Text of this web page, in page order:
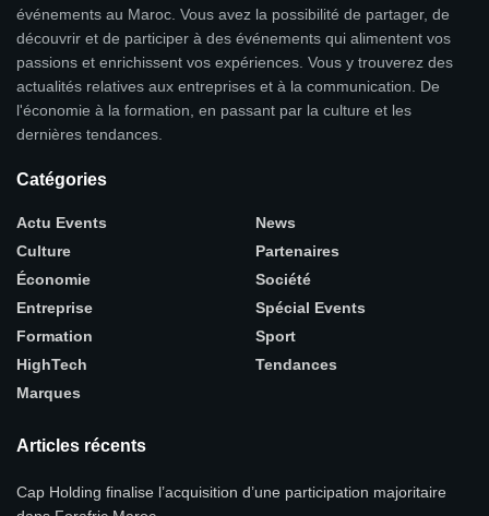
événements au Maroc. Vous avez la possibilité de partager, de
découvrir et de participer à des événements qui alimentent vos
passions et enrichissent vos expériences. Vous y trouverez des
actualités relatives aux entreprises et à la communication. De
l'économie à la formation, en passant par la culture et les
dernières tendances.
Catégories
Actu Events
Culture
Économie
Entreprise
Formation
HighTech
Marques
News
Partenaires
Société
Spécial Events
Sport
Tendances
Articles récents
Cap Holding finalise l’acquisition d’une participation majoritaire